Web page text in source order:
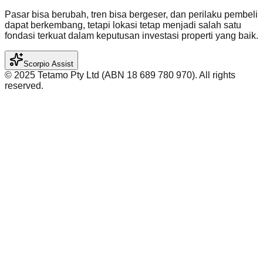
Pasar bisa berubah, tren bisa bergeser, dan perilaku pembeli
dapat berkembang, tetapi lokasi tetap menjadi salah satu
fondasi terkuat dalam keputusan investasi properti yang baik.
Scorpio Assist
©️ 2025 Tetamo Pty Ltd (ABN 18 689 780 970). All rights
reserved.